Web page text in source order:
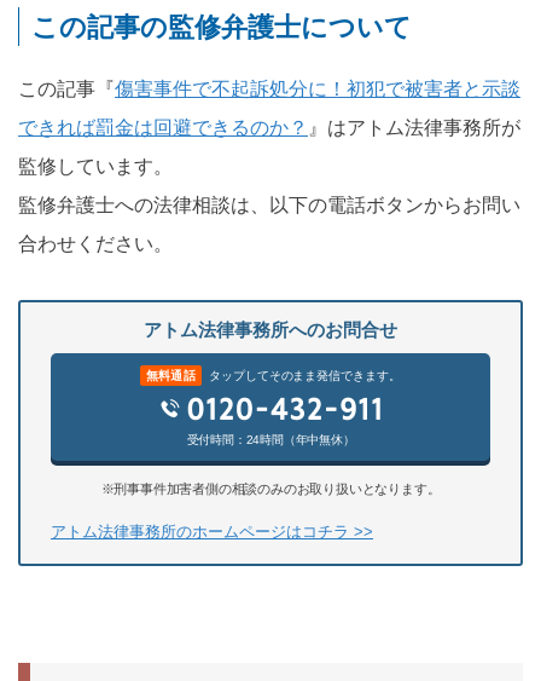
この記事の監修弁護士について
この記事『傷害事件で不起訴処分に！初犯で被害者と示談
できれば罰金は回避できるのか？ 』はアトム法律事務所が
監修しています。
監修弁護士への法律相談は、以下の電話ボタンからお問い
合わせください。
アトム法律事務所へのお問合せ
無料通話 タップしてそのまま発信できます。
受付時間：24時間（年中無休）
※刑事事件加害者側の相談のみのお取り扱いとなります。
アトム法律事務所のホームページはコチラ >>